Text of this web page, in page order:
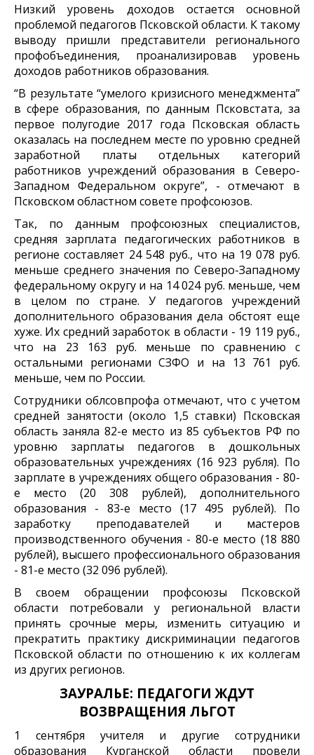
Низкий уровень доходов остается основной
проблемой педагогов Псковской области. К такому
выводу пришли представители регионального
профобъединения, проанализировав уровень
доходов работников образования.
“В результате “умелого кризисного менеджмента”
в сфере образования, по данным Псковстата, за
первое полугодие 2017 года Псковская область
оказалась на последнем месте по уровню средней
заработной платы отдельных категорий
работников учреждений образования в Северо-
Западном Федеральном округе”, - отмечают в
Псковском областном совете профсоюзов.
Так, по данным профсоюзных специалистов,
средняя зарплата педагогических работников в
регионе составляет 24 548 руб., что на 19 078 руб.
меньше среднего значения по Северо-Западному
федеральному округу и на 14 024 руб. меньше, чем
в целом по стране. У педагогов учреждений
дополнительного образования дела обстоят еще
хуже. Их средний заработок в области - 19 119 руб.,
что на 23 163 руб. меньше по сравнению с
остальными регионами СЗФО и на 13 761 руб.
меньше, чем по России.
Сотрудники облсовпрофа отмечают, что с учетом
средней занятости (около 1,5 ставки) Псковская
область заняла 82-е место из 85 субъектов РФ по
уровню зарплаты педагогов в дошкольных
образовательных учреждениях (16 923 рубля). По
зарплате в учреждениях общего образования - 80-
е место (20 308 рублей), дополнительного
образования - 83-е место (17 495 рублей). По
заработку преподавателей и мастеров
производственного обучения - 80-е место (18 880
рублей), высшего профессионального образования
- 81-е место (32 096 рублей).
В своем обращении профсоюзы Псковской
области потребовали у региональной власти
принять срочные меры, изменить ситуацию и
прекратить практику дискриминации педагогов
Псковской области по отношению к их коллегам
из других регионов.
ЗАУРАЛЬЕ: ПЕДАГОГИ ЖДУТ
ВОЗВРАЩЕНИЯ ЛЬГОТ
1 сентября учителя и другие сотрудники
образования Курганской области провели